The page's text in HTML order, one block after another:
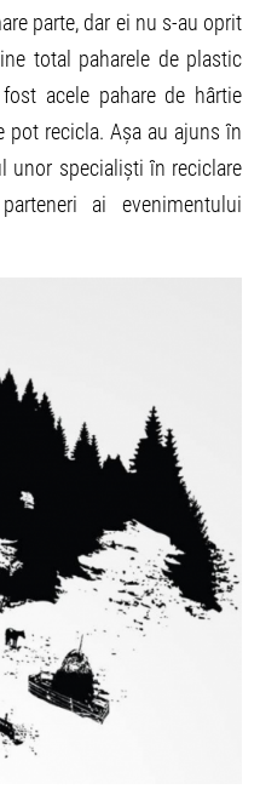
parte, dar ei nu s-au oprit
total paharele de plastic
acele pahare de hârtie
pot recicla. Așa au ajuns în
unor specialiști în reciclare
ai evenimentului